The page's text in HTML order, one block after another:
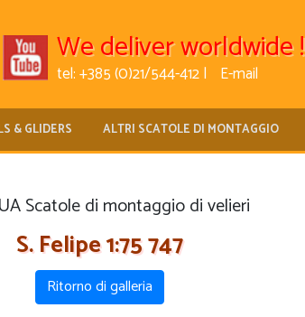
We deliver worldwide !
tel: +385 (0)21/544-412 | E-mail
& GLIDERS ALTRI SCATOLE DI MONTAGGIO
Scatole di montaggio di velieri
S. Felipe 1:75 747
Ritorno di galleria